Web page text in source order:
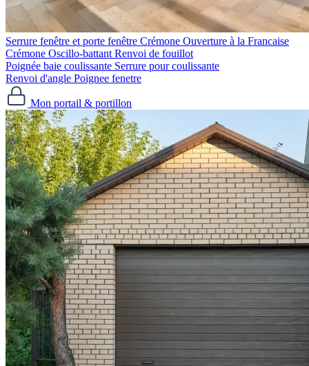
Serrure fenêtre et porte fenêtre
Crémone Ouverture à la Francaise
Crémone Oscillo-battant Renvoi de fouillot
Poignée baie coulissante Serrure pour coulissante
Renvoi d'angle Poignee fenetre
Mon portail & portillon